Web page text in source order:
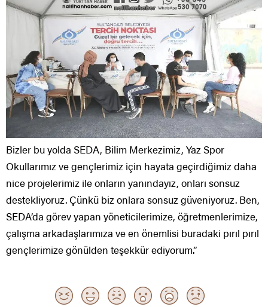
Bizler bu yolda SEDA, Bilim Merkezimiz, Yaz Spor
Okullarımız ve gençlerimiz için hayata geçirdiğimiz daha
nice projelerimiz ile onların yanındayız, onları sonsuz
destekliyoruz. Çünkü biz onlara sonsuz güveniyoruz. Ben,
SEDA’da görev yapan yöneticilerimize, öğretmenlerimize,
çalışma arkadaşlarımıza ve en önemlisi buradaki pırıl pırıl
gençlerimize gönülden teşekkür ediyorum.”